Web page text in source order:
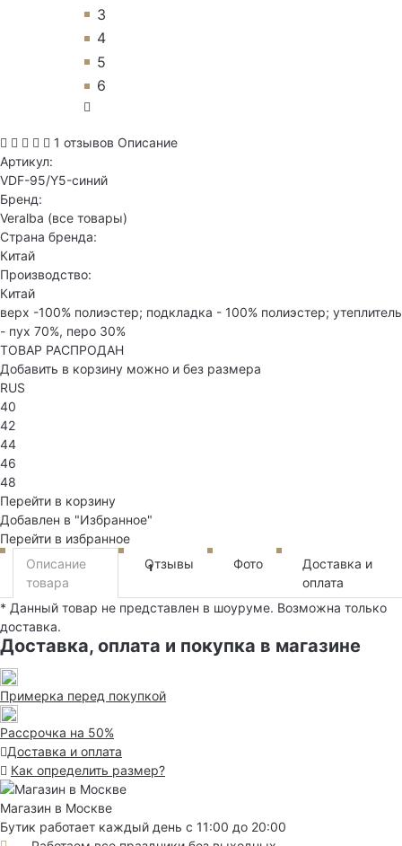
3
4
5
6
1 отзывов Описание
Артикул:
VDF-95/Y5-синий
Бренд:
Veralba (все товары)
Страна бренда:
Китай
Производство:
Китай
верх -100% полиэстер; подкладка - 100% полиэстер; утеплитель
- пух 70%, перо 30%
ТОВАР РАСПРОДАН
Добавить в корзину можно и без размера
RUS
40
42
44
46
48
Перейти в корзину
Добавлен в "Избранное"
Перейти в избранное
Описание
товара
Отзывы
1 Фото
Доставка и
оплата
* Данный товар не представлен в шоуруме. Возможна только
доставка.
Доставка, оплата и покупка в магазине
Примерка перед покупкой
Рассрочка на 50%
Доставка и оплата
Как определить размер?
Магазин в Москве
Бутик работает каждый день с 11:00 до 20:00